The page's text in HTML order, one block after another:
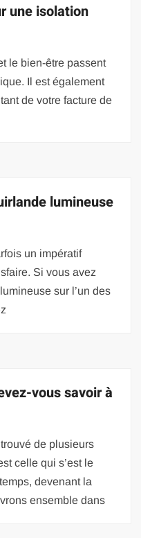
une isolation
le bien-être passent
Il est également
de votre facture de
lumineuse
un impératif
Si vous avez
sur l’un des
vous savoir à
de plusieurs
celle qui s’est le
devenant la
ensemble dans